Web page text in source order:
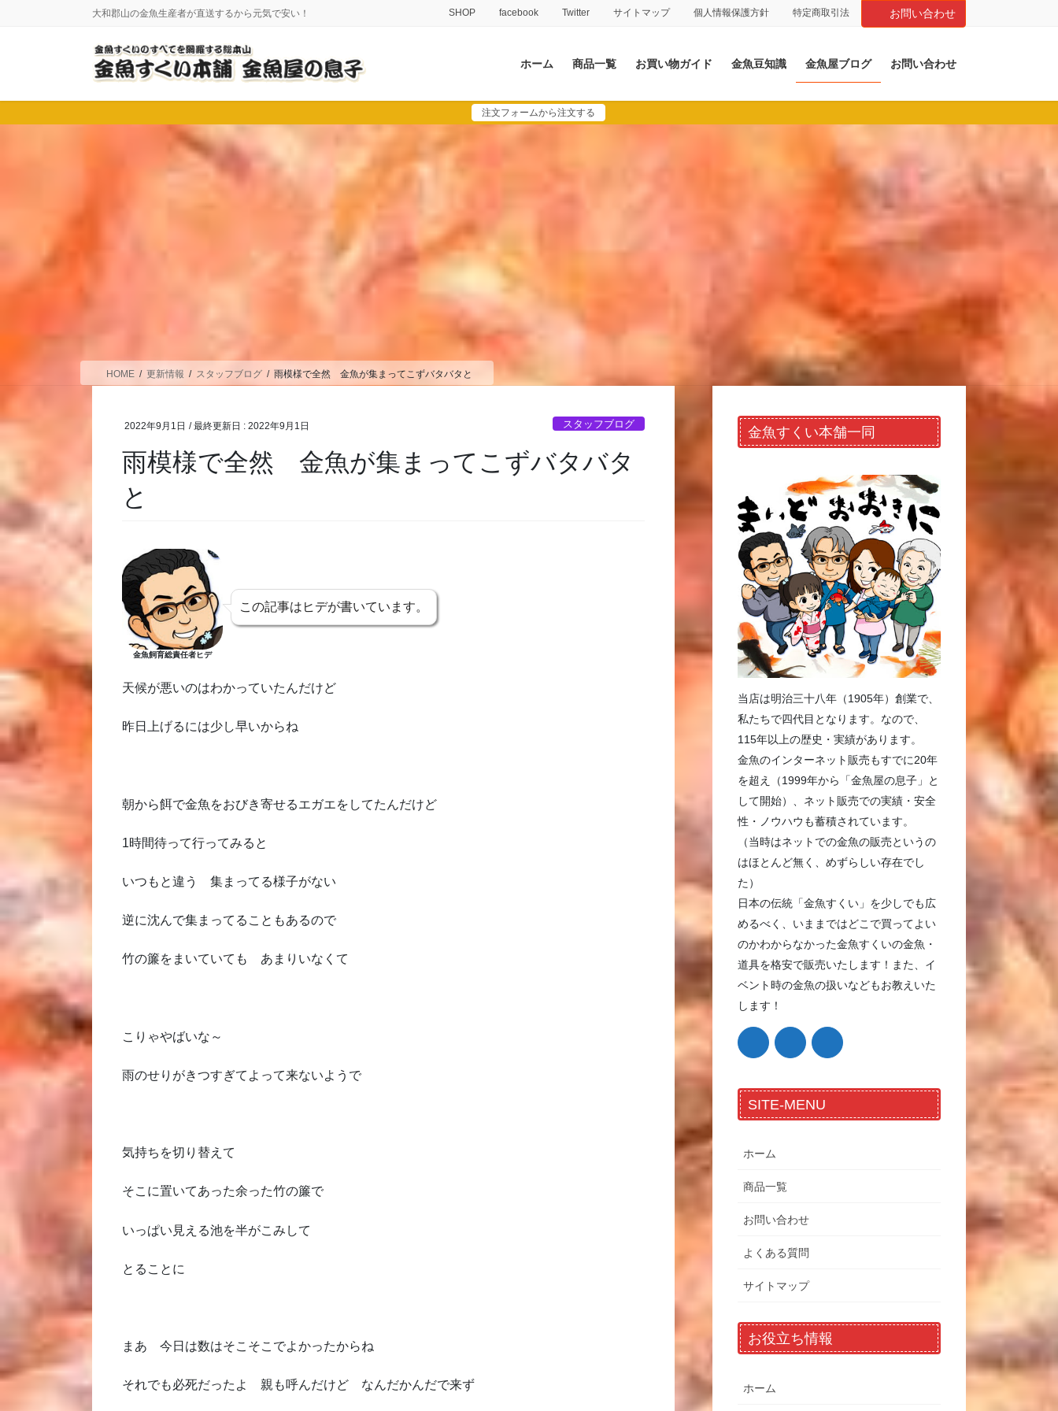
に
移
ョ
ン
大和郡山の金魚生産者が直送するから元気で安い！ SHOP facebook Twitter サイトマップ 個人情報保護方針 特定商取引法 お問い合わせ
ホーム 商品一覧 お買い物ガイド 金魚豆知識 金魚屋ブログ お問い合わせ
注文フォームから注文する
HOME 更新情報 スタッフブログ 雨模様で全然 金魚が集まってこずバタバタと
2022年9月1日 / 最終更新日 :2022年9月1日 スタッフブログ
雨模様で全然 金魚が集まってこずバタバタ
と
金魚飼育総責任者ヒデ
この記事はヒデが書いています。
天候が悪いのはわかっていたんだけど
昨日上げるには少し早いからね
朝から餌で金魚をおびき寄せるエガエをしてたんだけど
1時間待って行ってみると
いつもと違う 集まってる様子がない
逆に沈んで集まってることもあるので
竹の簾をまいていても あまりいなくて
こりゃやばいな～
雨のせりがきつすぎてよって来ないようで
気持ちを切り替えて
そこに置いてあった余った竹の簾で
いっぱい見える池を半がこみして
とることに
まあ 今日は数はそこそこでよかったからね
それでも必死だったよ 親も呼んだけど なんだかんだで来ず
金魚すくい本舗一同
当店は明治三十八年（1905年）創業で、
私たちで四代目となります。なので、
115年以上の歴史・実績があります。
金魚のインターネット販売もすでに20年
を超え（1999年から「金魚屋の息子」と
して開始）、ネット販売での実績・安全
性・ノウハウも蓄積されています。
（当時はネットでの金魚の販売というの
はほとんど無く、めずらしい存在でし
た）
日本の伝統「金魚すくい」を少しでも広
めるべく、いままではどこで買ってよい
のかわからなかった金魚すくいの金魚・
道具を格安で販売いたします！また、イ
ベント時の金魚の扱いなどもお教えいた
します！
SITE-MENU
ホーム
商品一覧
お問い合わせ
よくある質問
サイトマップ
お役立ち情報
ホーム